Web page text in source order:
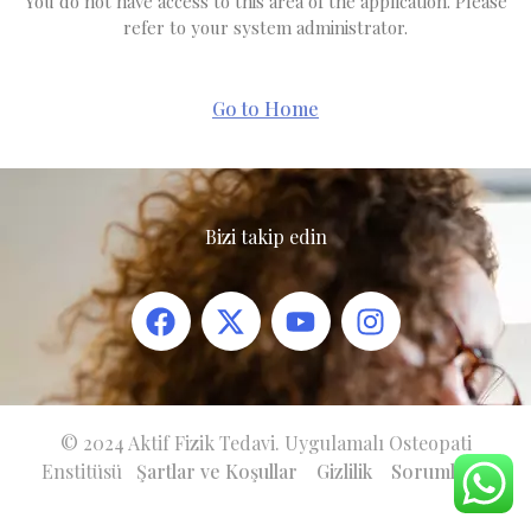
refer to your system administrator.
Go to Home
Bizi takip edin
© 2024 Aktif Fizik Tedavi. Uygulamalı Osteopati
Enstitüsü Şartlar ve Koşullar Gizlilik Sorumluluk